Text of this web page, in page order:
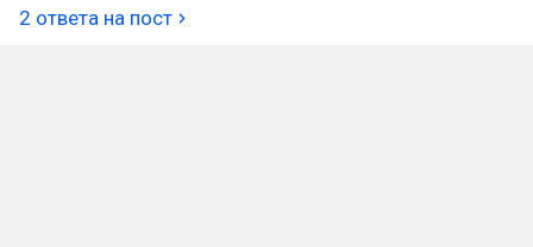
2 ответа на пост